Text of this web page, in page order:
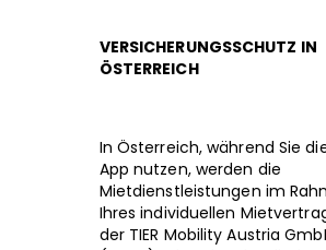
VERSICHERUNGSSCHUTZ IN
ÖSTERREICH
In Österreich, während Sie
App nutzen, werden die
Mietdienstleistungen im
Ihres individuellen
der TIER Mobility Austria